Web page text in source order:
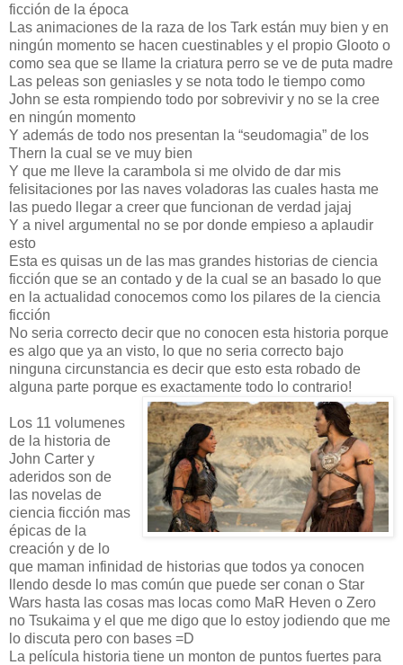
ficción de la época
Las animaciones de la raza de los Tark están muy bien y en
ningún momento se hacen cuestinables y el propio Glooto o
como sea que se llame la criatura perro se ve de puta madre
Las peleas son geniasles y se nota todo le tiempo como
John se esta rompiendo todo por sobrevivir y no se la cree
en ningún momento
Y además de todo nos presentan la “seudomagia” de los
Thern la cual se ve muy bien
Y que me lleve la carambola si me olvido de dar mis
felisitaciones por las naves voladoras las cuales hasta me
las puedo llegar a creer que funcionan de verdad jajaj
Y a nivel argumental no se por donde empieso a aplaudir
esto
Esta es quisas un de las mas grandes historias de ciencia
ficción que se an contado y de la cual se an basado lo que
en la actualidad conocemos como los pilares de la ciencia
ficción
No seria correcto decir que no conocen esta historia porque
es algo que ya an visto, lo que no seria correcto bajo
ninguna circunstancia es decir que esto esta robado de
alguna parte porque es exactamente todo lo contrario!
Los 11 volumenes
de la historia de
John Carter y
aderidos son de
las novelas de
ciencia ficción mas
épicas de la
creación y de lo
que maman infinidad de historias que todos ya conocen
llendo desde lo mas común que puede ser conan o Star
Wars hasta las cosas mas locas como MaR Heven o Zero
no Tsukaima y el que me digo que lo estoy jodiendo que me
lo discuta pero con bases =D
La película historia tiene un monton de puntos fuertes para